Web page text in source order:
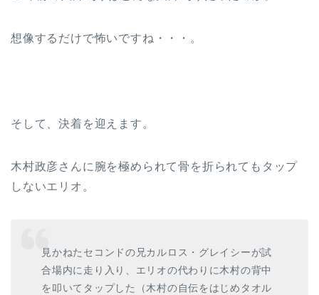
想像するだけで怖いですね・・・。
そして、決着を迎えます。
木村政彦さんに腕を極められて骨を折られてもタップ
しないエリオ。
見かねたセコンドの兄カルロス・グレイシーが試
合場内に走り入り、エリオの代わりに木村の背中
を叩いてタップした（木村の自伝をはじめタオル